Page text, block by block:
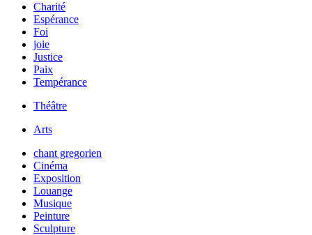
Charité
Espérance
Foi
joie
Justice
Paix
Tempérance
Théâtre
Arts
chant gregorien
Cinéma
Exposition
Louange
Musique
Peinture
Sculpture